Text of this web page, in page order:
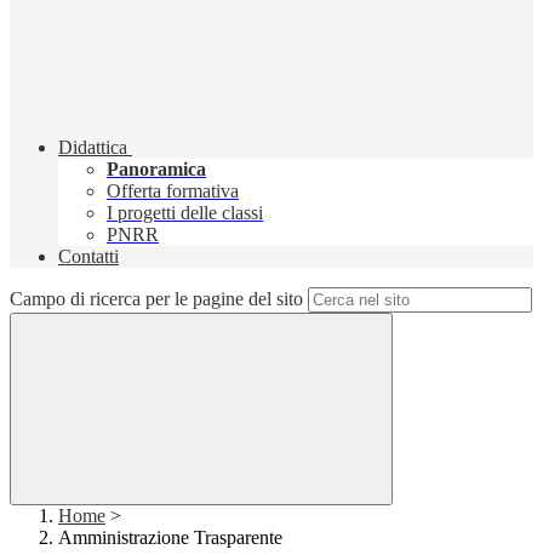
Didattica
Panoramica
Offerta formativa
I progetti delle classi
PNRR
Contatti
Campo di ricerca per le pagine del sito
Home >
Amministrazione Trasparente